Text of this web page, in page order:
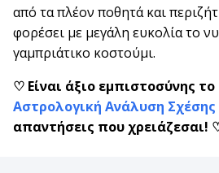
από τα πλέον ποθητά και
φορέσει με μεγάλη ευκολία το
γαμπριάτικο κοστούμι.
♡ Είναι άξιο εμπιστοσύνης το
Αστρολογική Ανάλυση Σχέσης
απαντήσεις που χρειάζεσαι!